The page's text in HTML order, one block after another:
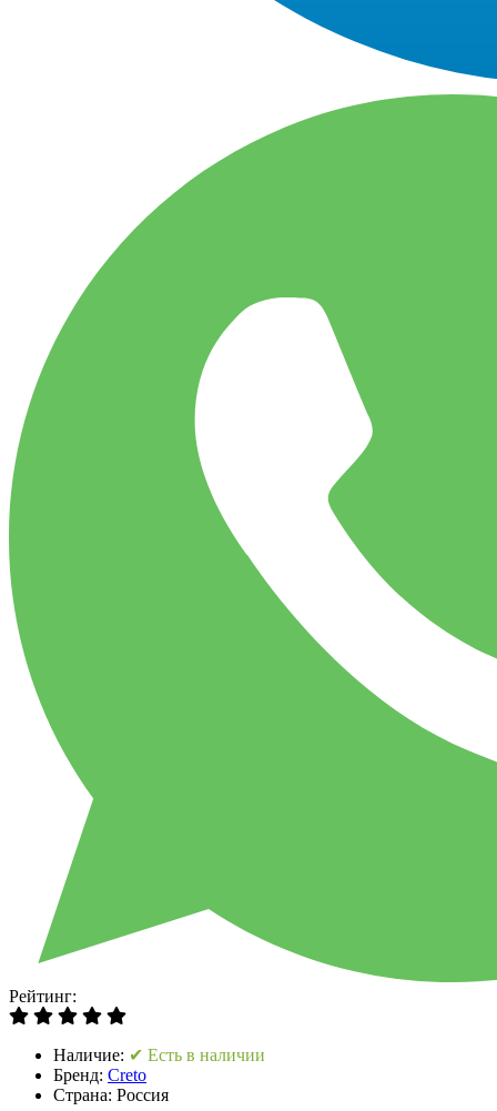
Рейтинг:
Наличие: ✔ Есть в наличии
Бренд: Creto
Страна: Россия